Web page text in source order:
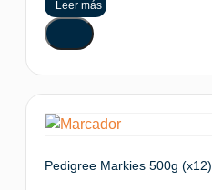
Leer más
Pedigree Markies 500g (x12)